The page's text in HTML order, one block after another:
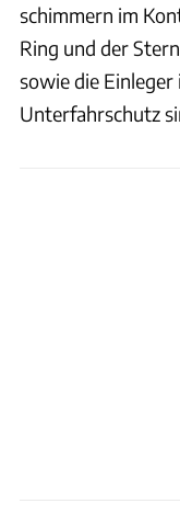
schimmern im
Ring und der
sowie die
Unterfahrschutz